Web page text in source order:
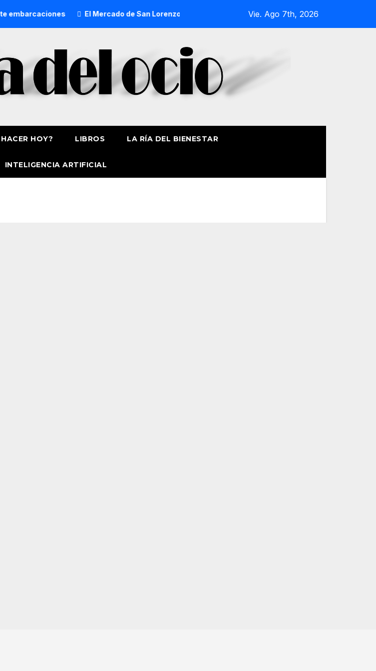
El Mercado de San Lorenzo de Getxo reunirá a más de 50 productores del País Vasco
Vie. Ago 7th, 2026
HOY? LIBROS LA RÍA DEL BIENESTAR
INTELIGENCIA ARTIFICIAL